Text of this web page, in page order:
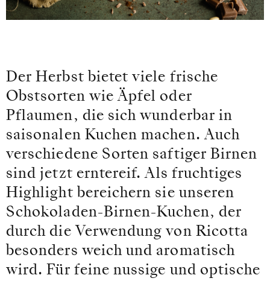
Der Herbst bietet viele frische
Obstsorten wie Äpfel oder
Pflaumen, die sich wunderbar in
saisonalen Kuchen machen. Auch
verschiedene Sorten saftiger Birnen
sind jetzt erntereif. Als fruchtiges
Highlight bereichern sie unseren
Schokoladen-Birnen-Kuchen, der
durch die Verwendung von Ricotta
besonders weich und aromatisch
wird. Für feine nussige und optische